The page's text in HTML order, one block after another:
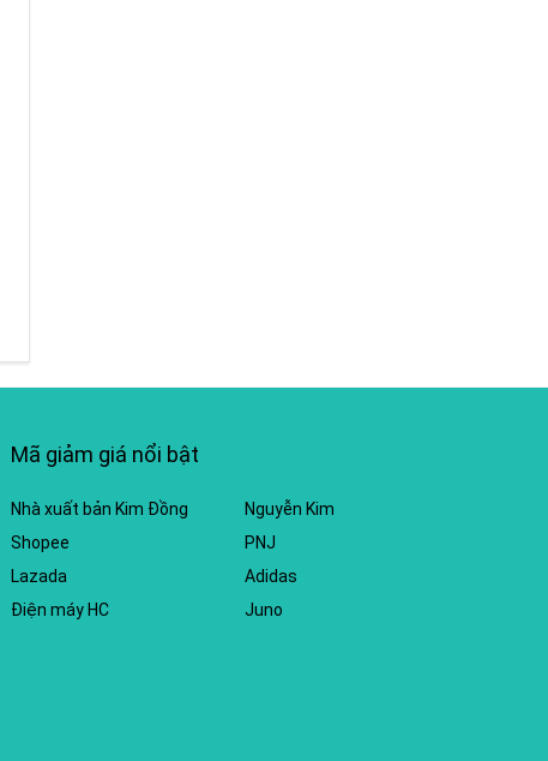
Mã giảm giá nổi bật
Nhà xuất bản Kim Đồng
Shopee
Lazada
Điện máy HC
Nguyễn Kim
PNJ
Adidas
Juno